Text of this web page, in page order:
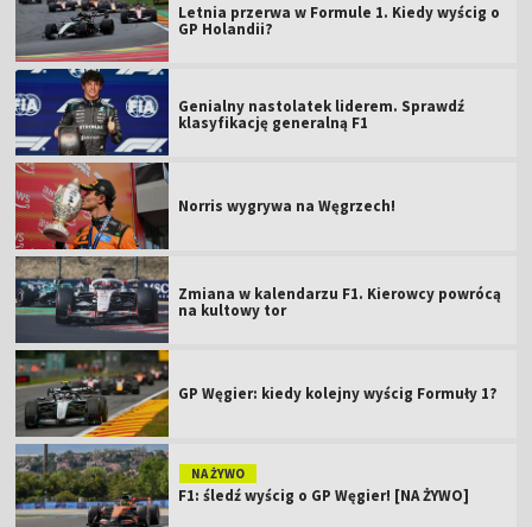
Letnia przerwa w Formule 1. Kiedy wyścig o
GP Holandii?
Genialny nastolatek liderem. Sprawdź
klasyfikację generalną F1
Norris wygrywa na Węgrzech!
Zmiana w kalendarzu F1. Kierowcy powrócą
na kultowy tor
GP Węgier: kiedy kolejny wyścig Formuły 1?
NA ŻYWO
F1: śledź wyścig o GP Węgier! [NA ŻYWO]